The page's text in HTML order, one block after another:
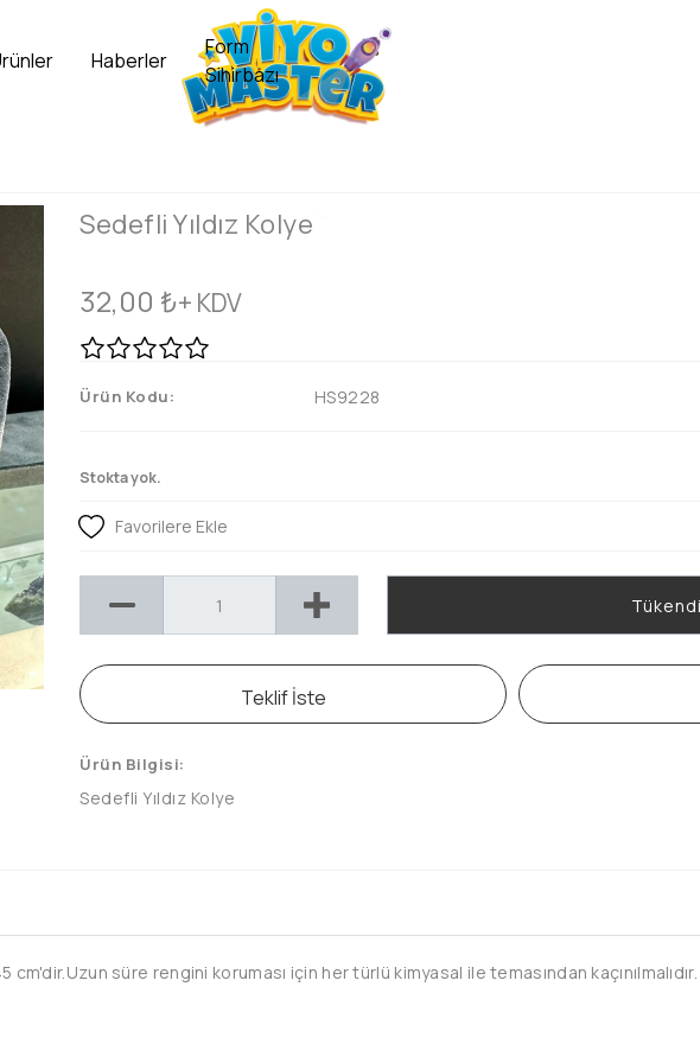
Sedefli Yıldız Kolye
32,00 ₺+ KDV
Ürün Kodu: HS9228
Stokta yok.
Favorilere Ekle
Tükendi
Teklif İste
Ürün Bilgisi:
Sedefli Yıldız Kolye
süre rengini koruması için her türlü kimyasal ile temasından kaçınılmalıdır.
Haberler
Form
Sihirbazı